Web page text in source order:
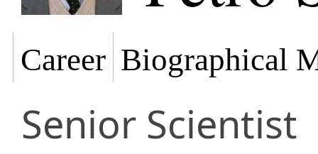
Career Biographical
Senior Scientist